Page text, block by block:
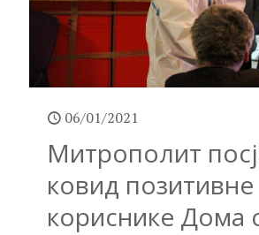
06/01/2021
Митрополит
ковид позитивне
кориснике Дома